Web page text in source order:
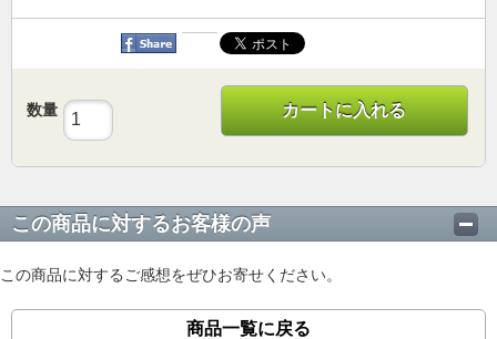
数量 カートに入れる
この商品に対するお客様の声
この商品に対するご感想をぜひお寄せください。
商品一覧に戻る